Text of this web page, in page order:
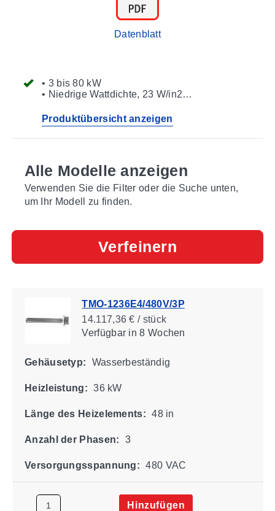
• 3 bis 80 kW
• Niedrige Wattdichte, 23 W/in2
• U.L. Komponentenzulassung mit Gehäuse
für allgemeine Zwecke
• Für Öl mit niedriger Viskosität
Produktübersicht anzeigen
Datenblatt
Alle Modelle anzeigen
Verwenden Sie die Filter oder die Suche unten,
um Ihr Modell zu finden.
Verfeinern
TMO-1236E4/480V/3P
14.117,36 € / stück
Verfügbarin 8 Wochen
Gehäusetyp: Wasserbeständig
Heizleistung: 36 kW
Länge des Heizelements: 48 in
Anzahl der Phasen: 3
Versorgungsspannung: 480 VAC
Hinzufügen